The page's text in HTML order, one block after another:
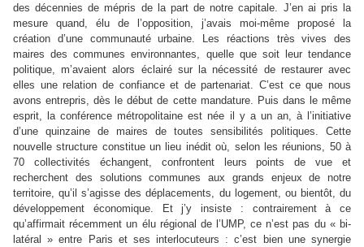
des décennies de mépris de la part de notre capitale. J’en ai pris la
mesure quand, élu de l’opposition, j’avais moi-même proposé la
création d’une communauté urbaine. Les réactions très vives des
maires des communes environnantes, quelle que soit leur tendance
politique, m’avaient alors éclairé sur la nécessité de restaurer avec
elles une relation de confiance et de partenariat. C’est ce que nous
avons entrepris, dès le début de cette mandature. Puis dans le même
esprit, la conférence métropolitaine est née il y a un an, à l’initiative
d’une quinzaine de maires de toutes sensibilités politiques. Cette
nouvelle structure constitue un lieu inédit où, selon les réunions, 50 à
70 collectivités échangent, confrontent leurs points de vue et
recherchent des solutions communes aux grands enjeux de notre
territoire, qu’il s’agisse des déplacements, du logement, ou bientôt, du
développement économique. Et j’y insiste : contrairement à ce
qu’affirmait récemment un élu régional de l’UMP, ce n’est pas du « bi-
latéral » entre Paris et ses interlocuteurs : c’est bien une synergie